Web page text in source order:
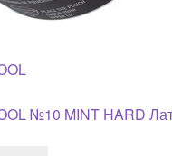
№10 MINT HARD